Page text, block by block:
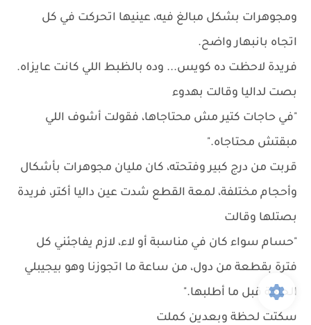
ومجوهرات بشكل مبالغ فيه، عينيها اتحركت في كل
اتجاه بانبهار واضح.
فريدة لاحظت ده كويس... وده بالظبط اللي كانت عايزاه.
بصت لداليا وقالت بهدوء
"في حاجات كتير مش محتاجاها، فقولت أشوف اللي
مبقتش محتاجاه."
قربت من درج كبير وفتحته، كان مليان مجوهرات بأشكال
وأحجام مختلفة، لمعة القطع شدت عين داليا أكتر، فريدة
بصتلها وقالت
"حسام سواء كان في مناسبة أو لاء، لازم يفاجئني كل
فترة بقطعة من دول، من ساعة ما اتجوزنا وهو بيجيبلي
الحاجة قبل ما أطلبها."
سكتت لحظة وبعدين كملت